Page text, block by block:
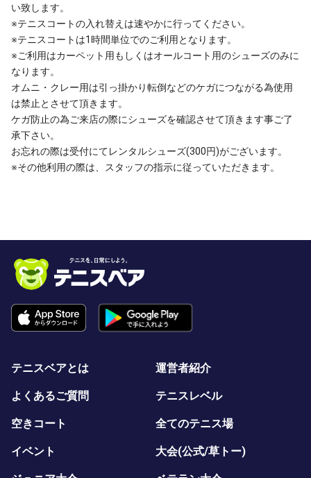
い致します。
※テニスコートの入れ替えは速やかに行ってください。
※テニスコートは1時間単位でのご利用となります。
※ご利用はカーペット用もしくはオールコート用のシューズのみに
なります。
オムニ・クレー用は引っ掛かり転倒などのケガにつながる為使用
は禁止とさせて頂きます。
ケガ防止の為ご来店の際にシューズを確認させて頂きます事ご了
承下さい。
お忘れの際は受付にてレンタルシューズ(300円)がございます。
※その他利用の際は、スタッフの指示に従っていただきます。
テニスベアとは 運営者紹介
よくあるご質問 テニスレベル
空きコート 全てのテニス場
イベント 大会(公式/草トー)